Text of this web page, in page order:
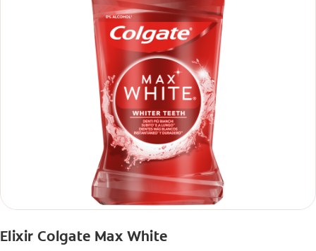
Elixir Colgate Max White